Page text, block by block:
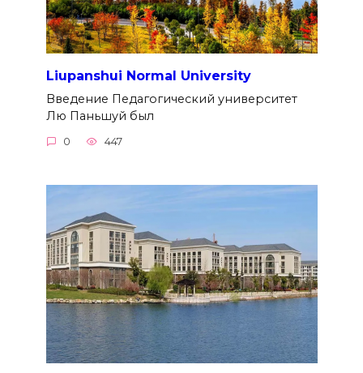
Liupanshui Normal University
Введение Педагогический университет
Лю Паньшуй был
0 447